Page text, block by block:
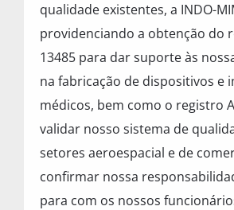
qualidade existentes, a INDO-
providenciando a obtenção do
13485 para dar suporte às
na fabricação de dispositivos e
médicos, bem como o registro
validar nosso sistema de
setores aeroespacial e de
confirmar nossa
para com os nossos